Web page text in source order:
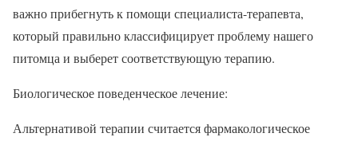
важно прибегнуть к помощи специалиста-терапевта,
который правильно классифицирует проблему нашего
питомца и выберет соответствующую терапию.
Биологическое поведенческое лечение:
Альтернативой терапии считается фармакологическое